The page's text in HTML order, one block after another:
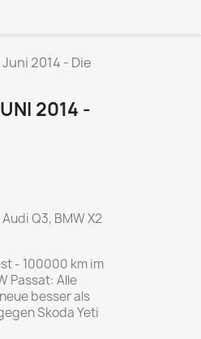
Erde
MODE
Anna burda
2014 - Die
2014 -
Q3, BMW X2
- 100000 km im
Passat: Alle
besser als
Skoda Yeti